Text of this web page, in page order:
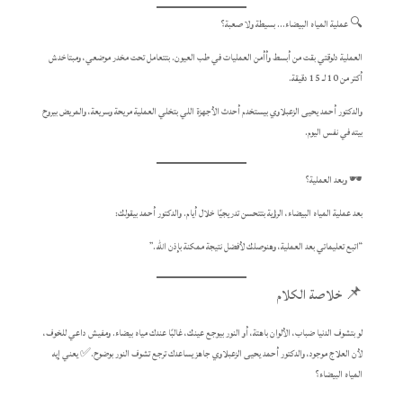
🔍 عملية المياه البيضاء… بسيطة ولا صعبة؟
العملية دلوقتي بقت من أبسط وأأمن العمليات في طب العيون. بتتعامل تحت مخدر موضعي، ومبتاخدش
أكتر من 10 لـ 15 دقيقة.
والدكتور أحمد يحيى الزعبلاوي بيستخدم أحدث الأجهزة اللي بتخلي العملية مريحة وسريعة، والمريض بيروح
بيته في نفس اليوم.
🕶️ وبعد العملية؟
بعد عملية المياه البيضاء، الرؤية بتتحسن تدريجيًا خلال أيام. والدكتور أحمد بيقولك:
“اتبع تعليماتي بعد العملية، وهنوصلك لأفضل نتيجة ممكنة بإذن الله.”
📌 خلاصة الكلام
لو بتشوف الدنيا ضباب، الألوان باهتة، أو النور بيوجع عينك، غالبًا عندك مياه بيضاء. ومفيش داعي للخوف،
لأن العلاج موجود، والدكتور أحمد يحيى الزعبلاوي جاهز يساعدك ترجع تشوف النور بوضوح.✅ يعني إيه
المياه البيضاء؟